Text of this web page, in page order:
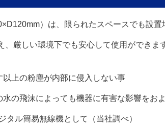
）は、限られたスペースでも設置
厳しい環境下でも安心して使用ができま
上の粉塵が内部に侵入しない事
の飛沫によっても機器に有害な影響をお
ル簡易無線機として（当社調べ）